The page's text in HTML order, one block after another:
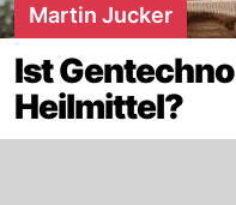
Martin Jucker
Ist
Heilmittel?